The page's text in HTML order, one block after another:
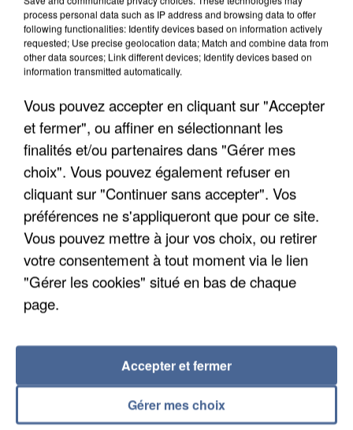
DE SOLIDARITÉ AVEC LES...
APRÈS TOUTES CES CANICULES, LES REFUGES
DE FAUNE SAUVAGE SONT...
process personal data such as IP address and browsing data to offer
following functionalities: Identify devices based on information actively
requested; Use precise geolocation data; Match and combine data from
other data sources; Link different devices; Identify devices based on
information transmitted automatically.
Vous pouvez accepter en cliquant sur "Accepter
et fermer", ou affiner en sélectionnant les
finalités et/ou partenaires dans "Gérer mes
choix". Vous pouvez également refuser en
cliquant sur "Continuer sans accepter". Vos
préférences ne s'appliqueront que pour ce site.
Vous pouvez mettre à jour vos choix, ou retirer
votre consentement à tout moment via le lien
"Gérer les cookies" situé en bas de chaque
page.
Gérer mes choix
Accepter et fermer